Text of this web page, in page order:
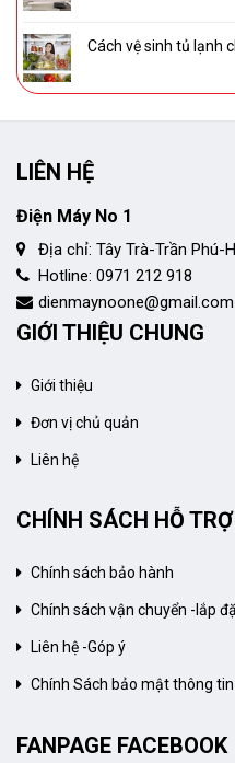
Cách vệ sinh tủ lạnh
LIÊN HỆ
Điện Máy No 1
Địa chỉ: Tây Trà-Trần Phú-
Hotline: 0971 212 918
dienmaynoone@gmail.com
GIỚI THIỆU CHUNG
Giới thiệu
Đơn vị chủ quản
Liên hệ
CHÍNH SÁCH HỖ TRỢ
Chính sách bảo hành
Chính sách vận chuyển -lắp
Liên hệ -Góp ý
Chính Sách bảo mật thông tin
FANPAGE FACEBOOK